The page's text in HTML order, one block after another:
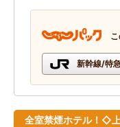
新幹線/特
全室禁煙ホテル！◇